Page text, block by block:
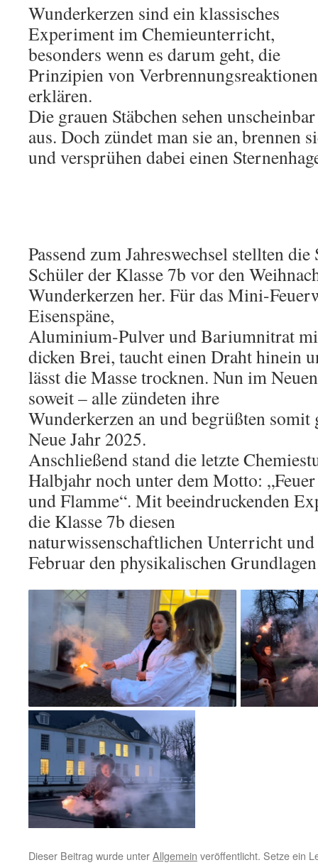
Wunderkerzen sind ein klassisches
Experiment im Chemieunterricht,
besonders wenn es darum geht, die
Prinzipien von
erklären.
Die grauen Stäbchen sehen unscheinbar
aus. Doch zündet man sie an, brennen
und versprühen dabei einen
Passend zum Jahreswechsel stellten
Schüler der Klasse 7b vor den
Wunderkerzen her. Für das Mini-
Eisenspäne,
Aluminium-Pulver und Bariumnitrat
dicken Brei, taucht einen Draht hinein
lässt die Masse trocknen. Nun im
soweit – alle zündeten ihre
Wunderkerzen an und begrüßten
Neue Jahr 2025.
Anschließend stand die letzte
Halbjahr noch unter dem Motto: „Feuer
und Flamme“. Mit beeindruckenden
die Klasse 7b diesen
naturwissenschaftlichen Unterricht
Februar den physikalischen
Dieser Beitrag wurde unterAllgemein veröffentlicht. Setze ein